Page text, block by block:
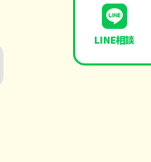
LINE相談